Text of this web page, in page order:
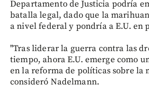
Departamento de Justicia podría
batalla legal, dado que la
a nivel federal y pondría a E.U. en
"Tras liderar la guerra contra las
tiempo, ahora E.U. emerge como
en la reforma de políticas sobre la
consideró Nadelmann.